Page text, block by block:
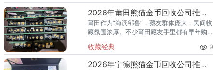
2026年莆田熊猫金币回收公司推荐 你的金币适合哪种回收方式？
莆田作为“海滨邹鲁”，藏友群体庞大，民间收
藏氛围浓厚。不少莆田藏友手里都有早年购
自收藏市场，还有的是海外带回。到了2026
年想变现时，却发现：
收藏经典 9
2026年宁德熊猫金币回收公司推荐 宁德藏友上门回收全攻略